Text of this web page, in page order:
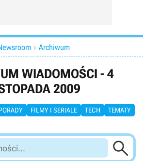
 Archiwum
WIADOMOŚCI - 4
2009
FILMY I SERIALE TECH TEMATY
